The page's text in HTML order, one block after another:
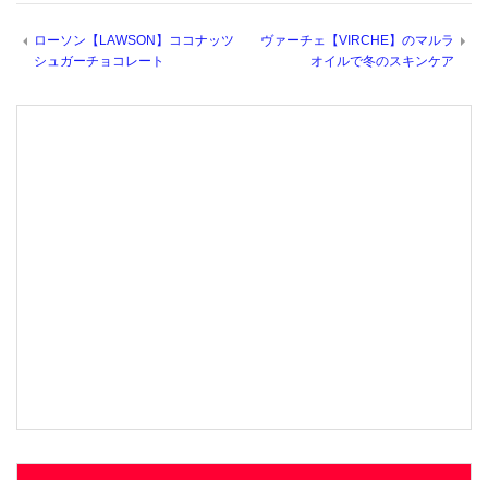
ローソン【LAWSON】ココナッツ
シュガーチョコレート
ヴァーチェ【VIRCHE】のマルラ
オイルで冬のスキンケア